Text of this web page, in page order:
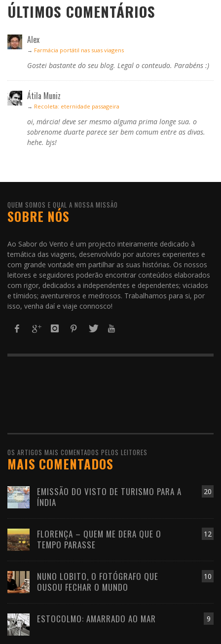
ÚLTIMOS COMENTÁRIOS
Alex
→ Farmácia portátil nas suas viagens
Gostei bastante do seu blog. Legal o conteudo. Parabéns :)
Átila Muniz
→ Recoleta: eternidade passageira
oi, márcia! deve ser mesmo alguma prima longe sua. o
sobrenome duarte parece ser bem comum entre as divas.
hehe. bjs!
QUEM SOMOS E QUAL A NOSSA MISSÃO
SOBRE NÓS
Ao Sabor do Vento é um projecto inteiramente dedicado à
temática das viagens, desenvolvido por autores experientes e
com grande vontade em partilhar as suas histórias. Os nossos
leitores e seguidores poderão encontrar conteúdos elaborados
com rigor, dedicados a independentes e dependentes; viciados
e tímidos; aventureiros e medrosos. Trabalhamos para si, por
isso, venha daí e viaje connosco!
OS ARTIGOS MAIS COMENTADOS PELOS LEITORES
MAIS COMENTADOS
20
EMISSÃO DO VISTO DE TURISMO PARA A
ÍNDIA
12
FLORENÇA – QUEM ME DERA QUE O
TEMPO PARASSE
10
NUNO LOBITO, O FOTÓGRAFO QUE
OUSOU FECHAR O MUNDO
9
ESTOCOLMO: AMARRADO AO MAR